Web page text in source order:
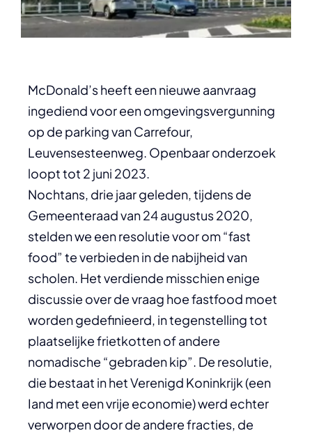
McDonald’s heeft een nieuwe aanvraag
ingediend voor een omgevingsvergunning
op de parking van Carrefour,
Leuvensesteenweg. Openbaar onderzoek
loopt tot 2 juni 2023.
Nochtans, drie jaar geleden, tijdens de
Gemeenteraad van 24 augustus 2020,
stelden we een resolutie voor om “fast
food” te verbieden in de nabijheid van
scholen. Het verdiende misschien enige
discussie over de vraag hoe fastfood moet
worden gedefinieerd, in tegenstelling tot
plaatselijke frietkotten of andere
nomadische “gebraden kip”. De resolutie,
die bestaat in het Verenigd Koninkrijk (een
Iand met een vrije economie) werd echter
verworpen door de andere fracties, de